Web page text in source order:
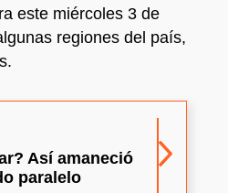
este miércoles 3 de
regiones del país,
Así amaneció
paralelo